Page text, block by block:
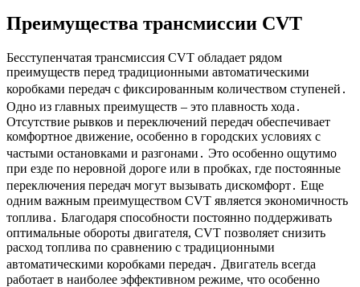
Преимущества трансмиссии CVT
Бесступенчатая трансмиссия CVT обладает рядом
преимуществ перед традиционными автоматическими
коробками передач с фиксированным количеством ступеней․
Одно из главных преимуществ – это плавность хода․
Отсутствие рывков и переключений передач обеспечивает
комфортное движение, особенно в городских условиях с
частыми остановками и разгонами․ Это особенно ощутимо
при езде по неровной дороге или в пробках, где постоянные
переключения передач могут вызывать дискомфорт․ Еще
одним важным преимуществом CVT является экономичность
топлива․ Благодаря способности постоянно поддерживать
оптимальные обороты двигателя, CVT позволяет снизить
расход топлива по сравнению с традиционными
автоматическими коробками передач․ Двигатель всегда
работает в наиболее эффективном режиме, что особенно